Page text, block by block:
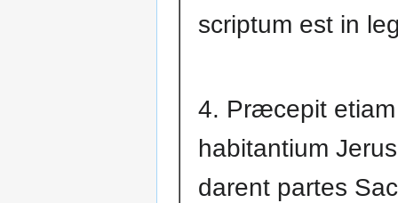
scriptum est in
4. Præcepit
habitantium
darent partes